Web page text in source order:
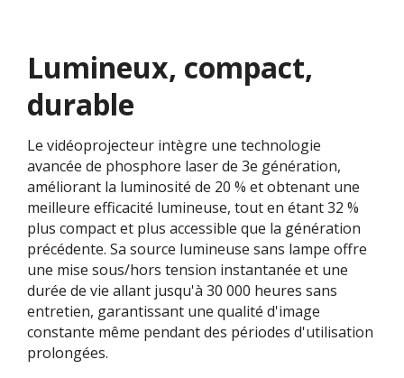
Lumineux, compact,
durable
Le vidéoprojecteur intègre une technologie
avancée de phosphore laser de 3e génération,
améliorant la luminosité de 20 % et obtenant une
meilleure efficacité lumineuse, tout en étant 32 %
plus compact et plus accessible que la génération
précédente. Sa source lumineuse sans lampe offre
une mise sous/hors tension instantanée et une
durée de vie allant jusqu'à 30 000 heures sans
entretien, garantissant une qualité d'image
constante même pendant des périodes d'utilisation
prolongées.